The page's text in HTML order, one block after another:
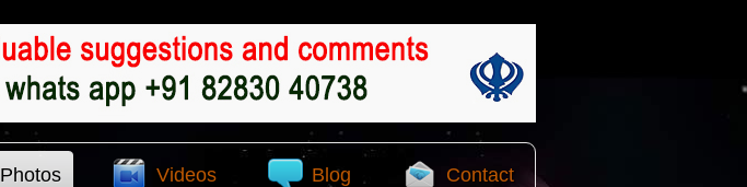
Photos Videos Blog Contact